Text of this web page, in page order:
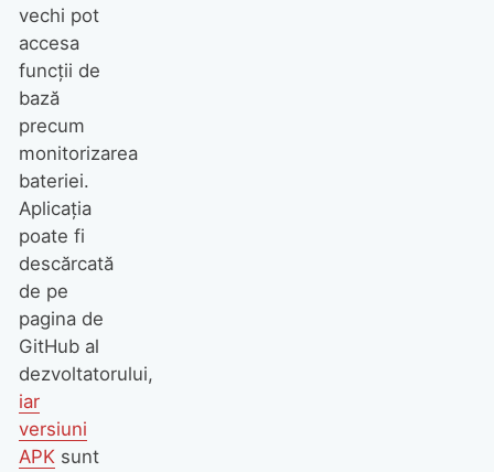
vechi pot
accesa
funcții de
bază
precum
monitorizarea
bateriei.
Aplicația
poate fi
descărcată
de pe
pagina de
GitHub al
dezvoltatorului,
iar
versiuni
APK sunt